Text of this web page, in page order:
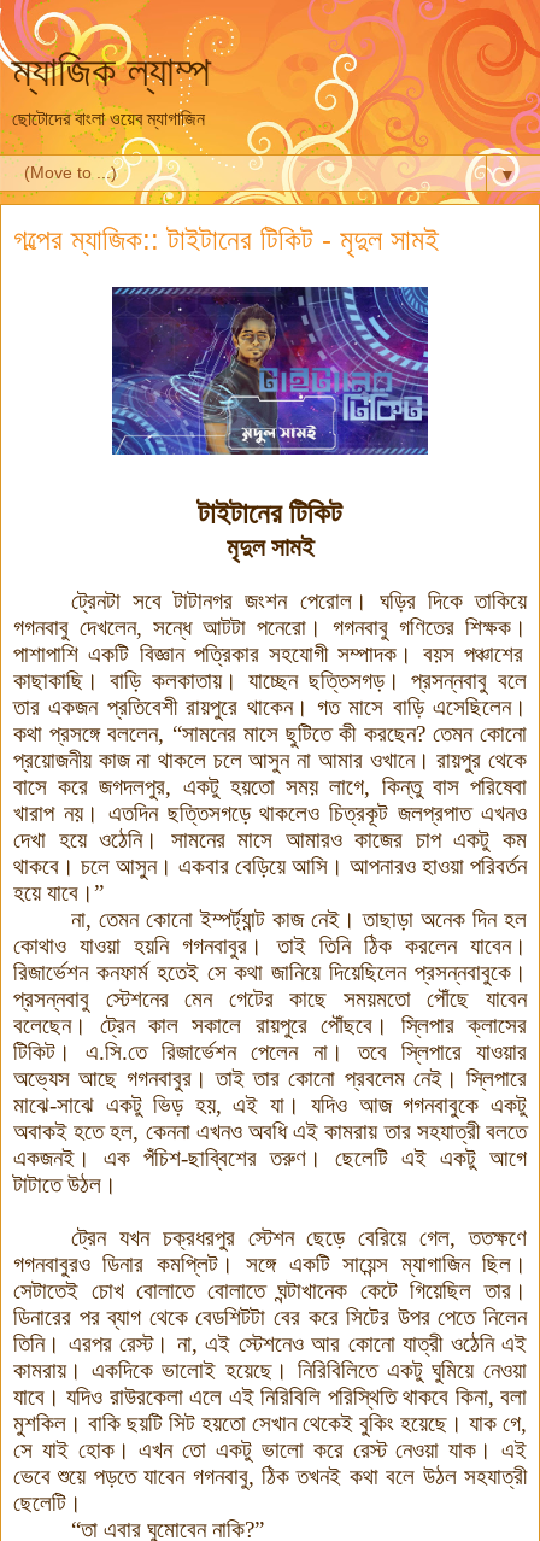
ম্যাজিক ল্যাম্প
ছোটোদের বাংলা ওয়েব ম্যাগাজিন
▼
গল্পের ম্যাজিক:: টাইটানের টিকিট - মৃদুল সামই
টাইটানের টিকিট
মৃদুল সামই
ট্রেনটা সবে টাটানগর জংশন পেরোল। ঘড়ির দিকে তাকিয়ে
গগনবাবু দেখলেন, সন্ধে আটটা পনেরো । গগনবাবু গণিতের শিক্ষক ।
পাশাপাশি একটি বিজ্ঞান পত্রিকার সহযোগী সম্পাদক। বয়স পঞ্চাশের
কাছাকাছি। বাড়ি কলকাতায়। যাচ্ছেন ছত্তিসগড়। প্রসন্নবাবু বলে
তার একজন প্রতিবেশী রায়পুরে থাকেন। গত মাসে বাড়ি এসেছিলেন।
কথা প্রসঙ্গে বললেন, “সামনের মাসে ছুটিতে কী করছেন? তেমন কোনো
প্রয়োজনীয় কাজ না থাকলে চলে আসুন না আমার ওখানে। রায়পুর থেকে
বাসে করে জগদলপুর, একটু হয়তো সময় লাগে, কিন্তু বাস পরিষেবা
খারাপ নয়। এতদিন ছত্তিসগড়ে থাকলেও চিত্রকূট জলপ্রপাত এখনও
দেখা হয়ে ওঠেনি। সামনের মাসে আমারও কাজের চাপ একটু কম
থাকবে । চলে আসুন। একবার বেড়িয়ে আসি। আপনারও হাওয়া পরিবর্তন
হয়ে যাবে ।”
না, তেমন কোনো ইম্পর্ট্যান্ট কাজ নেই। তাছাড়া অনেক দিন হল
কোথাও যাওয়া হয়নি গগনবাবুর ।
তাই তিনি ঠিক করলেন যাবেন।
রিজার্ভেশন কনফার্ম হতেই সে কথা জানিয়ে দিয়েছিলেন প্রসন্নবাবুকে।
প্রসন্নবাবু স্টেশনের মেন গেটের কাছে সময়মতো পৌঁছে যাবেন
বলেছেন। ট্রেন কাল সকালে রায়পুরে পৌঁছবে। স্লিপার ক্লাসের
টিকিট । এ.সি.তে রিজার্ভেশন পেলেন না। তবে স্লিপারে যাওয়ার
অভ্যেস আছে গগনবাবুর। তাই তার কোনো প্রবলেম নেই। স্লিপারে
মাঝে-সাঝে একটু ভিড় হয়,এই যা।যদিও আজ গগনবাবুকে একটু
অবাকই হতে হল, কেননা এখনও অবধি এই কামরায় তার সহযাত্রী বলতে
একজনই । এক পঁচিশ-ছাব্বিশের তরুণ । ছেলেটি এই একটু আগে
টাটাতে উঠল ।
ট্রেন যখন চক্রধরপুর স্টেশন ছেড়ে বেরিয়ে গেল,ততক্ষণে
গগনবাবুরও ডিনার কমপ্লিট। সঙ্গে একটি সায়েন্স ম্যাগাজিন ছিল।
সেটাতেই চোখ বোলাতে বোলাতে ঘন্টাখানেক কেটে গিয়েছিল তার।
ডিনারের পর ব্যাগ থেকে বেডশিটটা বের করে সিটের উপর পেতে নিলেন
তিনি। এরপর রেস্ট। না, এই স্টেশনেও আর কোনো যাত্রী ওঠেনি এই
কামরায়। একদিকে ভালোই হয়েছে। নিরিবিলিতে একটু ঘুমিয়ে নেওয়া
যাবে ।যদিও রাউরকেলা এলে এই নিরিবিলি পরিস্থিতি থাকবে কিনা,বলা
মুশকিল। বাকি ছয়টি সিট হয়তো সেখান থেকেই বুকিং হয়েছে। যাক গে,
সে যাই হোক। এখন তো একটু ভালো করে রেস্ট নেওয়া যাক। এই
ভেবে শুয়ে পড়তে যাবেন গগনবাবু,ঠিক তখনই কথা বলে উঠল সহযাত্রী
ছেলেটি।
“তা এবার ঘুমোবেন নাকি?”